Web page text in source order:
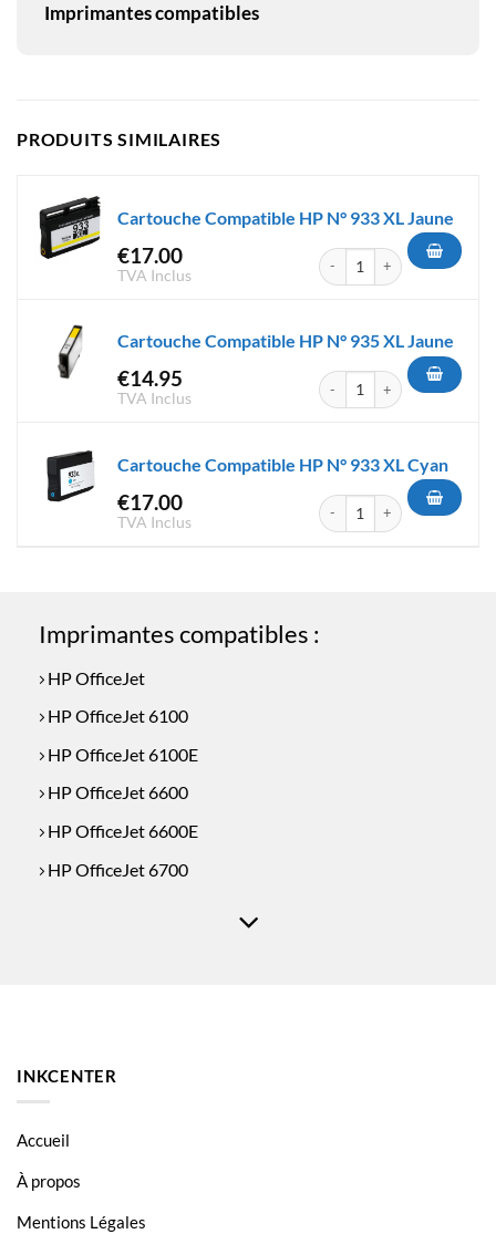
Imprimantes compatibles
PRODUITS SIMILAIRES
Cartouche Compatible HP N° 933 XL Jaune
€17.00
TVA Inclus
quantité de Cartouche
Cartouche Compatible HP N° 935 XL Jaune
€14.95
TVA Inclus
quantité de Cartouche
Cartouche Compatible HP N° 933 XL Cyan
€17.00
TVA Inclus
quantité de Cartouche
Imprimantes compatibles :
HP OfficeJet
HP OfficeJet 6100
HP OfficeJet 6100E
HP OfficeJet 6600
HP OfficeJet 6600E
HP OfficeJet 6700
HP OfficeJet 7612WF
INKCENTER
Accueil
À propos
Mentions Légales